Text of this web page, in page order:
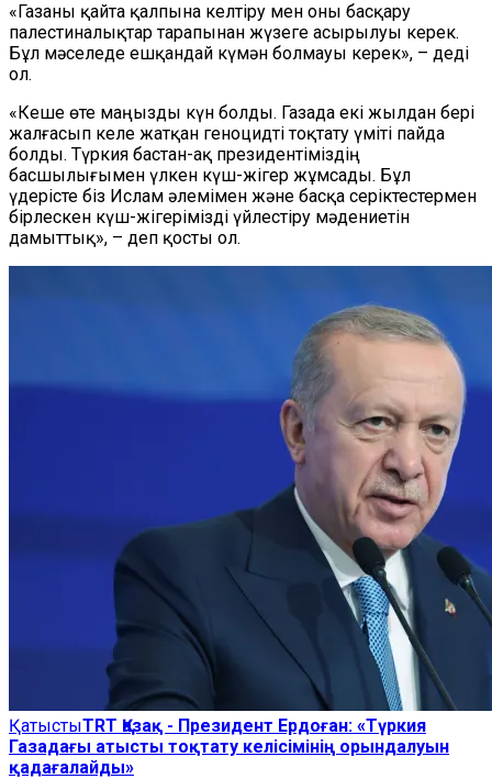
«Газаны қайта қалпына келтіру мен оны басқару
палестиналықтар тарапынан жүзеге асырылуы керек.
Бұл мәселеде ешқандай күмән болмауы керек», – деді
ол.
«Кеше өте маңызды күн болды. Газада екі жылдан бері
жалғасып келе жатқан геноцидті тоқтату үміті пайда
болды. Түркия бастан-ақ президентіміздің
басшылығымен үлкен күш-жігер жұмсады. Бұл
үдерісте біз Ислам әлемімен және басқа серіктестермен
бірлескен күш-жігерімізді үйлестіру мәдениетін
дамыттық», – деп қосты ол.
ҚатыстыTRT Қазақ - Президент Ердоған: «Түркия
Газадағы атысты тоқтату келісімінің орындалуын
қадағалайды»